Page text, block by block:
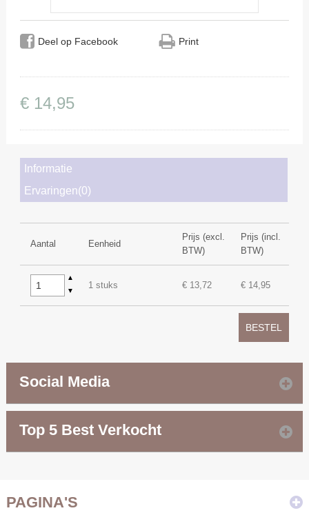
Deel op Facebook Print
€ 14,95
Informatie
Ervaringen(0)
Aantal Eenheid
Prijs (excl.
BTW)
Prijs (incl.
BTW)
▲
▼
1 stuks € 13,72 € 14,95
BESTEL
Social Media
Top 5 Best Verkocht
PAGINA'S